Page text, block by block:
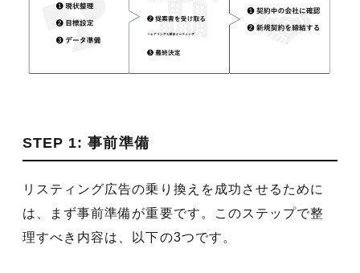
STEP 1: 事前準備
リスティング広告の乗り換えを成功させるために
は、まず事前準備が重要です。このステップで整
理すべき内容は、以下の3つです。